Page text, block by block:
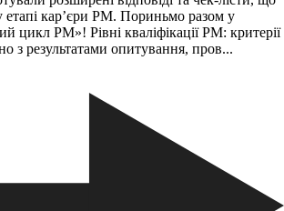
кар’єри PM. Пориньмо разом у
цикл PM»! Рівні кваліфікації PM: критерії
з результатами опитування, пров...